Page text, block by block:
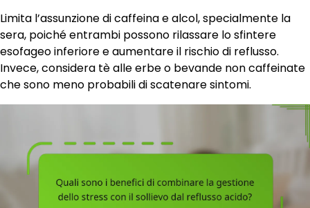
Limita l’assunzione di caffeina e alcol, specialmente la
sera, poiché entrambi possono rilassare lo sfintere
esofageo inferiore e aumentare il rischio di reflusso.
Invece, considera tè alle erbe o bevande non caffeinate
che sono meno probabili di scatenare sintomi.